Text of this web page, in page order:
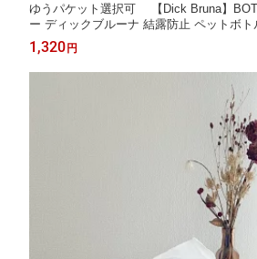
ゆうパケット選択可 【Dick Bruna】
ー ディックブルーナ 結露防止 ペットボ
ンシェルジュ楽天市場店 ヘミングス公式
1,320円